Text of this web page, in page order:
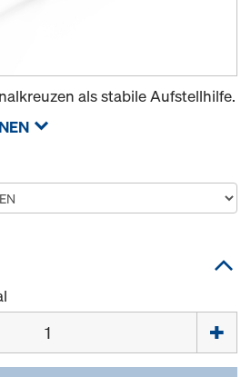
als stabile Aufstellhilfe.